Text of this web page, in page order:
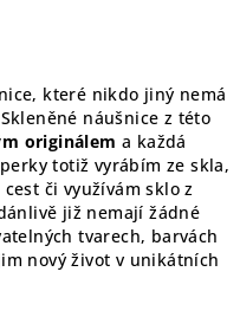
které nikdo jiný nemá
náušnice z této
originálem a každá
totiž vyrábím ze skla,
či využívám sklo z
již nemají žádné
tvarech, barvách
nový život v unikátních